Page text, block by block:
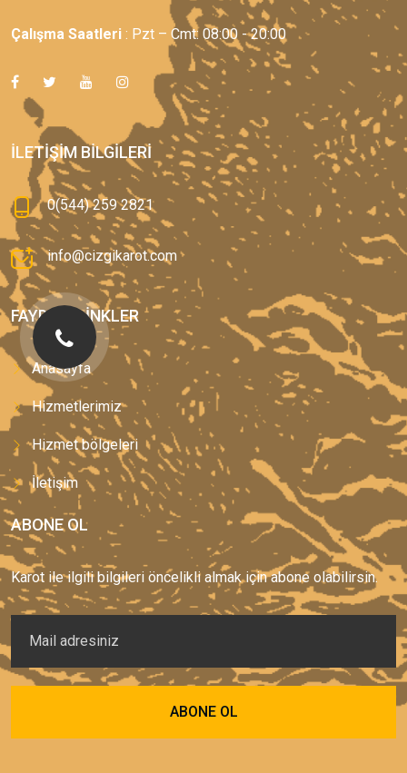
Çalışma Saatleri : Pzt – Cmt: 08:00 - 20:00
İLETIŞIM BILGILERI
0(544) 259 2821
info@cizgikarot.com
FAYDALI LINKLER
Anasayfa
Hizmetlerimiz
Hizmet bölgeleri
İletişim
ABONE OL
Karot ile ilgili bilgileri öncelikli almak için abone olabilirsin.